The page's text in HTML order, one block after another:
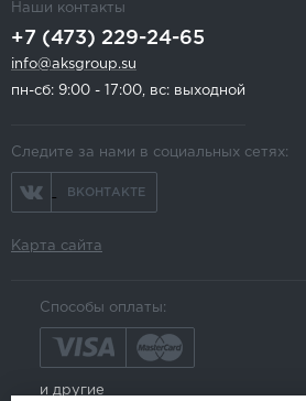
Наши контакты
+7 (473) 229-24-65
info@aksgroup.su
пн-сб: 9:00 - 17:00, вс: выходной
Следите за нами в социальных сетях:
ВКОНТАКТЕ
Карта сайта
Способы оплаты:
и другие